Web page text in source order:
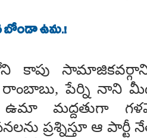
బోండా ఉమ.!
కాపు
రాంబాబు, పేర్ని నాని
మద్దతుగా
ప్రశ్నిస్తూ ఆ